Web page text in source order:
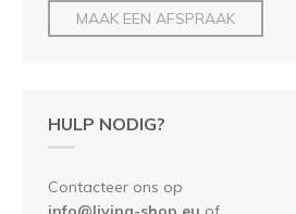
MAAK EEN AFSPRAAK
HULP NODIG?
Contacteer ons op